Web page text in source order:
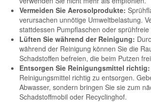
Vermeiden Sie Aerosolprodukte:
verursachen unnötige Umweltbelastung.
stattdessen Pumpflaschen oder sprühfreie
Lüften Sie während der Reinigung:
während der Reinigung können Sie die
Schadstoffen befreien, die beim Putzen
Entsorgen Sie Reinigungsmittel richtig:
Reinigungsmittel richtig zu entsorgen.
Abwasser, sondern bringen Sie sie zum
Schadstoffmobil oder Recyclinghof.